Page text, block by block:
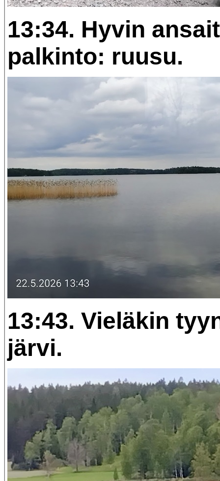
13:34. Hyvin
palkinto: ruusu.
13:43. Vieläkin
järvi.